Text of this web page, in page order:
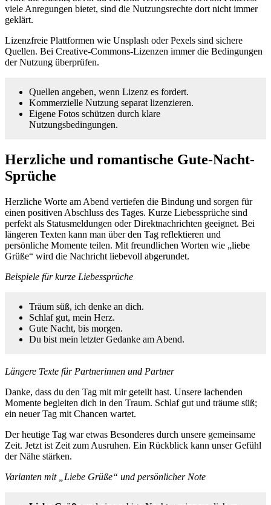
viele Anregungen bietet, sind die Nutzungsrechte dort nicht immer
geklärt.
Lizenzfreie Plattformen wie Unsplash oder Pexels sind sichere
Quellen. Bei Creative-Commons-Lizenzen immer die Bedingungen
der Nutzung überprüfen.
Quellen angeben, wenn Lizenz es fordert.
Kommerzielle Nutzung separat lizenzieren.
Eigene Fotos schützen durch klare
Nutzungsbedingungen.
Herzliche und romantische Gute-Nacht-
Sprüche
Herzliche Worte am Abend vertiefen die Bindung und sorgen für
einen positiven Abschluss des Tages. Kurze Liebessprüche sind
perfekt als Statusmeldungen oder Direktnachrichten geeignet. Bei
längeren Texten kann man über den Tag reflektieren und
persönliche Momente teilen. Mit freundlichen Worten wie „liebe
Grüße“ wird die Nachricht liebevoll abgerundet.
Beispiele für kurze Liebessprüche
Träum süß, ich denke an dich.
Schlaf gut, mein Herz.
Gute Nacht, bis morgen.
Du bist mein letzter Gedanke am Abend.
Längere Texte für Partnerinnen und Partner
Danke, dass du den Tag mit mir geteilt hast. Unsere lachenden
Momente begleiten dich in den Traum. Schlaf gut und träume süß;
ein neuer Tag mit Chancen wartet.
Der heutige Tag war etwas Besonderes durch unsere gemeinsame
Zeit. Jetzt ist Zeit zum Ausruhen. Ein Rückblick kann unser Gefühl
der Nähe stärken.
Varianten mit „Liebe Grüße“ und persönlicher Note